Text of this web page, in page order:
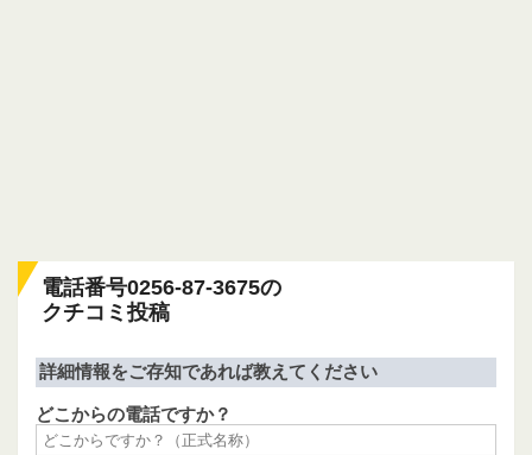
電話番号0256-87-3675の
クチコミ投稿
詳細情報をご存知であれば教えてください
どこからの電話ですか？